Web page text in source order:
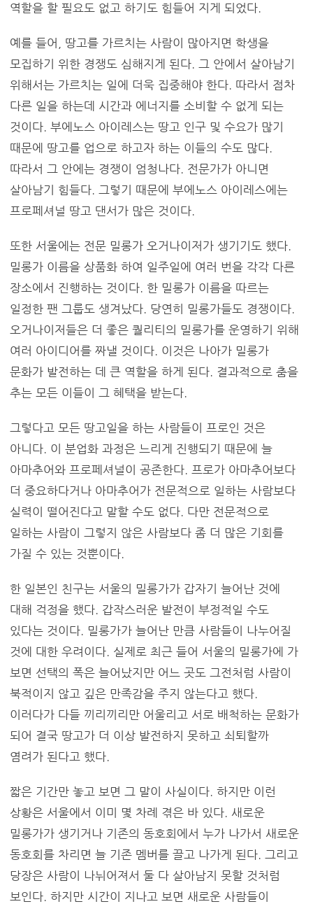
역할을 할 필요도 없고 하기도 힘들어 지게 되었다.
예를 들어, 땅고를 가르치는 사람이 많아지면 학생을
모집하기 위한 경쟁도 심해지게 된다. 그 안에서 살아남기
위해서는 가르치는 일에 더욱 집중해야 한다. 따라서 점차
다른 일을 하는데 시간과 에너지를 소비할 수 없게 되는
것이다. 부에노스 아이레스는 땅고 인구 및 수요가 많기
때문에 땅고를 업으로 하고자 하는 이들의 수도 많다.
따라서 그 안에는 경쟁이 엄청나다. 전문가가 아니면
살아남기 힘들다. 그렇기 때문에 부에노스 아이레스에는
프로페셔널 땅고 댄서가 많은 것이다.
또한 서울에는 전문 밀롱가 오거나이저가 생기기도 했다.
밀롱가 이름을 상품화 하여 일주일에 여러 번을 각각 다른
장소에서 진행하는 것이다. 한 밀롱가 이름을 따르는
일정한 팬 그룹도 생겨났다. 당연히 밀롱가들도 경쟁이다.
오거나이저들은 더 좋은 퀄리티의 밀롱가를 운영하기 위해
여러 아이디어를 짜낼 것이다. 이것은 나아가 밀롱가
문화가 발전하는 데 큰 역할을 하게 된다. 결과적으로 춤을
추는 모든 이들이 그 혜택을 받는다.
그렇다고 모든 땅고일을 하는 사람들이 프로인 것은
아니다. 이 분업화 과정은 느리게 진행되기 때문에 늘
아마추어와 프로페셔널이 공존한다. 프로가 아마추어보다
더 중요하다거나 아마추어가 전문적으로 일하는 사람보다
실력이 떨어진다고 말할 수도 없다. 다만 전문적으로
일하는 사람이 그렇지 않은 사람보다 좀 더 많은 기회를
가질 수 있는 것뿐이다.
한 일본인 친구는 서울의 밀롱가가 갑자기 늘어난 것에
대해 걱정을 했다. 갑작스러운 발전이 부정적일 수도
있다는 것이다. 밀롱가가 늘어난 만큼 사람들이 나누어질
것에 대한 우려이다. 실제로 최근 들어 서울의 밀롱가에 가
보면 선택의 폭은 늘어났지만 어느 곳도 그전처럼 사람이
북적이지 않고 깊은 만족감을 주지 않는다고 했다.
이러다가 다들 끼리끼리만 어울리고 서로 배척하는 문화가
되어 결국 땅고가 더 이상 발전하지 못하고 쇠퇴할까
염려가 된다고 했다.
짧은 기간만 놓고 보면 그 말이 사실이다. 하지만 이런
상황은 서울에서 이미 몇 차례 겪은 바 있다. 새로운
밀롱가가 생기거나 기존의 동호회에서 누가 나가서 새로운
동호회를 차리면 늘 기존 멤버를 끌고 나가게 된다. 그리고
당장은 사람이 나뉘어져서 둘 다 살아남지 못할 것처럼
보인다. 하지만 시간이 지나고 보면 새로운 사람들이